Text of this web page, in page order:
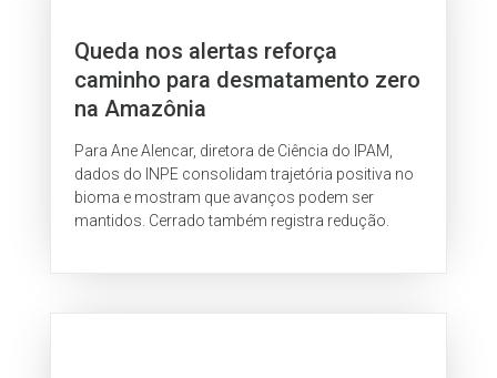
Queda nos alertas reforça
caminho para desmatamento zero
na Amazônia
Para Ane Alencar, diretora de Ciência do IPAM,
dados do INPE consolidam trajetória positiva no
bioma e mostram que avanços podem ser
mantidos. Cerrado também registra redução.